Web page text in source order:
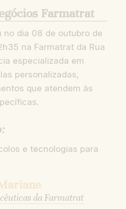
Farmatrat
no dia 08 de outubro de
na Farmatrat da Rua
especializada em
personalizadas,
que atendem às
e tecnologias para
da Farmatrat